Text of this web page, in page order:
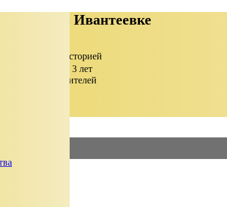
в Ивантеевке
в месяц
кредитной историей
₽ на срок до 3 лет
и поручителей